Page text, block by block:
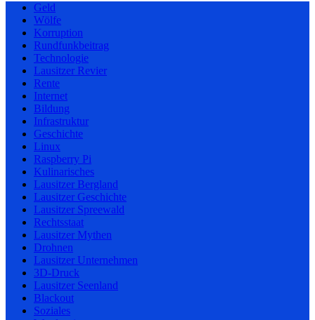
Geld
Wölfe
Korruption
Rundfunkbeitrag
Technologie
Lausitzer Revier
Rente
Internet
Bildung
Infrastruktur
Geschichte
Linux
Raspberry Pi
Kulinarisches
Lausitzer Bergland
Lausitzer Geschichte
Lausitzer Spreewald
Rechtsstaat
Lausitzer Mythen
Drohnen
Lausitzer Unternehmen
3D-Druck
Lausitzer Seenland
Blackout
Soziales